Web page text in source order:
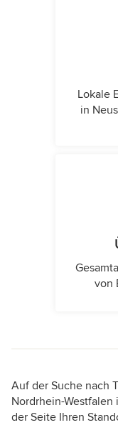
Lokale
in
von
Auf der Suche nach
Nordrhein-Westfalen
der Seite Ihren